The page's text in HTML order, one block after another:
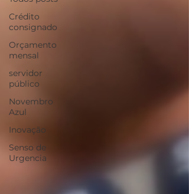
Crédito
consignado
Orçamento
mensal
servidor
público
Novembro
Azul
Inovação
Senso de
Urgencia